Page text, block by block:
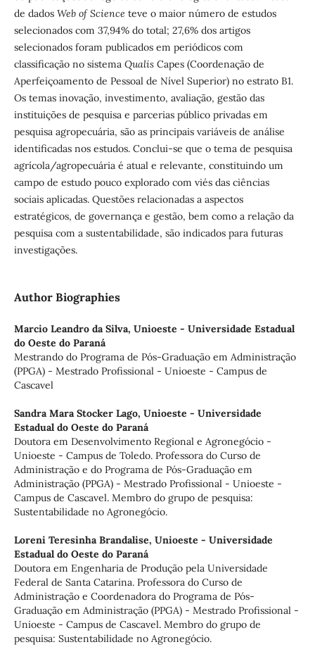
de dados Web of Science teve o maior número de estudos
selecionados com 37,94% do total; 27,6% dos artigos
selecionados foram publicados em periódicos com
classificação no sistema QualisCapes (Coordenação de
Aperfeiçoamento de Pessoal de Nível Superior) no estrato B1.
Os temas inovação, investimento, avaliação, gestão das
instituições de pesquisa e parcerias público privadas em
pesquisa agropecuária, são as principais variáveis de análise
identificadas nos estudos. Conclui-se que o tema de pesquisa
agrícola/agropecuária é atual e relevante, constituindo um
campo de estudo pouco explorado com viés das ciências
sociais aplicadas. Questões relacionadas a aspectos
estratégicos, de governança e gestão, bem como a relação da
pesquisa com a sustentabilidade, são indicados para futuras
investigações.
Author Biographies
Marcio Leandro da Silva, Unioeste - Universidade Estadual
do Oeste do Paraná
Mestrando do Programa de Pós-Graduação em Administração
(PPGA) - Mestrado Profissional - Unioeste - Campus de
Cascavel
Sandra Mara Stocker Lago, Unioeste - Universidade
Estadual do Oeste do Paraná
Doutora em Desenvolvimento Regional e Agronegócio -
Unioeste - Campus de Toledo. Professora do Curso de
Administração e do Programa de Pós-Graduação em
Administração (PPGA) - Mestrado Profissional - Unioeste -
Campus de Cascavel. Membro do grupo de pesquisa:
Sustentabilidade no Agronegócio.
Loreni Teresinha Brandalise, Unioeste - Universidade
Estadual do Oeste do Paraná
Doutora em Engenharia de Produção pela Universidade
Federal de Santa Catarina. Professora do Curso de
Administração e Coordenadora do Programa de Pós-
Graduação em Administração (PPGA) - Mestrado Profissional -
Unioeste - Campus de Cascavel. Membro do grupo de
pesquisa: Sustentabilidade no Agronegócio.